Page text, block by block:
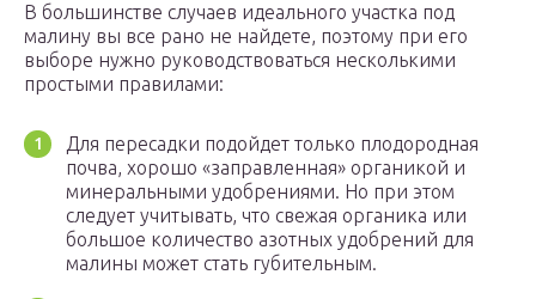
В большинстве случаев идеального участка под
малину вы все рано не найдете, поэтому при его
выборе нужно руководствоваться несколькими
простыми правилами:
Для пересадки подойдет только плодородная
почва, хорошо «заправленная» органикой и
минеральными удобрениями. Но при этом
следует учитывать, что свежая органика или
большое количество азотных удобрений для
малины может стать губительным.